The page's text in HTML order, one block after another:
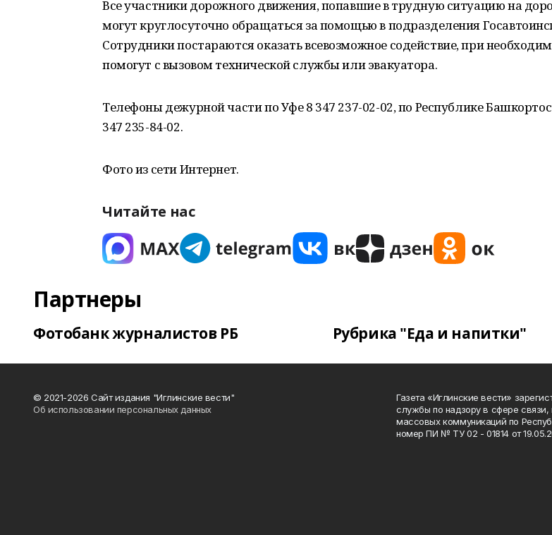
Все участники дорожного движения, попавшие в трудную ситуацию на
могут круглосуточно обращаться за помощью в подразделения
Сотрудники постараются оказать всевозможное содействие, при
помогут с вызовом технической службы или эвакуатора.
Телефоны дежурной части по Уфе 8 347 237-02-02, по Республике
347 235-84-02.
Фото из сети Интернет.
Читайте нас
Партнеры
Фотобанк журналистов РБ Рубрика "Еда и напитки"
© 2021-2026 Сайт издания "Иглинские вести"
Об использовании персональных данных
Газета «Иглинские вести»
службы по надзору в сфере связи,
массовых коммуникаций по
номер ПИ № ТУ 02 - 01814 от